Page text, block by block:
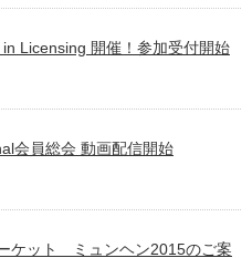
in Licensing 開催！参加受付開始
会員総会 動画配信開始
ケット ミュンヘン2015のご案